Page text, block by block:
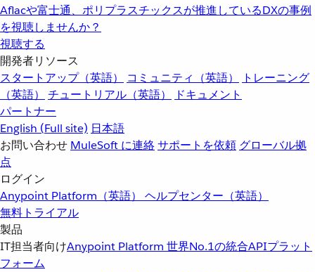
Aflacや富士通、ポリプラスチックスが推進しているDXの事例
を視聴しませんか？
視聴する
開発者リソース
スタートアップ（英語）
コミュニティ（英語）
トレーニング
（英語）
チュートリアル（英語）
ドキュメント
パートナー
English (Full site) 日本語
お問い合わせ MuleSoft に連絡サポートを依頼 グローバル拠
点
ログイン
Anypoint Platform（英語） ヘルプセンター（英語）
無料トライアル
製品
IT担当者向けAnypoint Platform 世界No.1の統合APIプラット
フォーム